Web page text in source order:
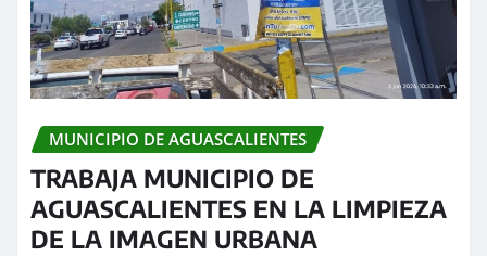
MUNICIPIO DE AGUASCALIENTES
TRABAJA MUNICIPIO DE
AGUASCALIENTES EN LA LIMPIEZA
DE LA IMAGEN URBANA